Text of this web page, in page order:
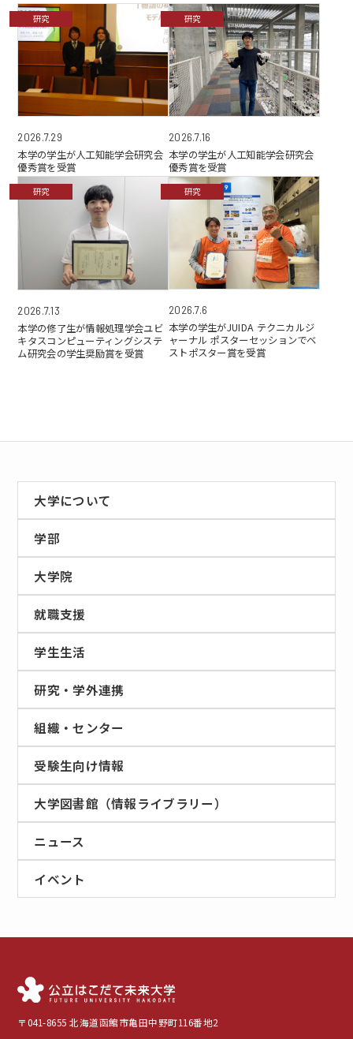
研究
2026.7.29
本学の学生が人工知能学会研究会
優秀賞を受賞
研究
2026.7.16
本学の学生が人工知能学会研究会
優秀賞を受賞
研究
2026.7.13
本学の修了生が情報処理学会ユビ
キタスコンピューティングシステ
ム研究会の学生奨励賞を受賞
研究
2026.7.6
本学の学生がJUIDA テクニカルジ
ャーナル ポスターセッションでベ
ストポスター賞を受賞
大学について
学部
大学院
就職支援
学生生活
研究・学外連携
組織・センター
受験生向け情報
大学図書館（情報ライブラリー）
ニュース
イベント
〒041-8655 北海道函館市亀田中野町116番地2